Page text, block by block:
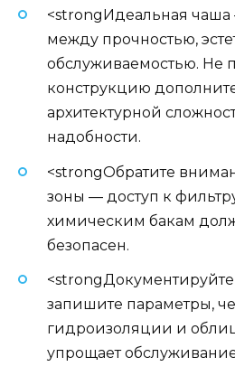
<strongИдеальная чаша
между прочностью,
обслуживаемостью. Не
конструкцию
архитектурной
надобности.
<strongОбратите
зоны — доступ к
химическим бакам
безопасен.
запишите параметры,
гидроизоляции и
упрощает